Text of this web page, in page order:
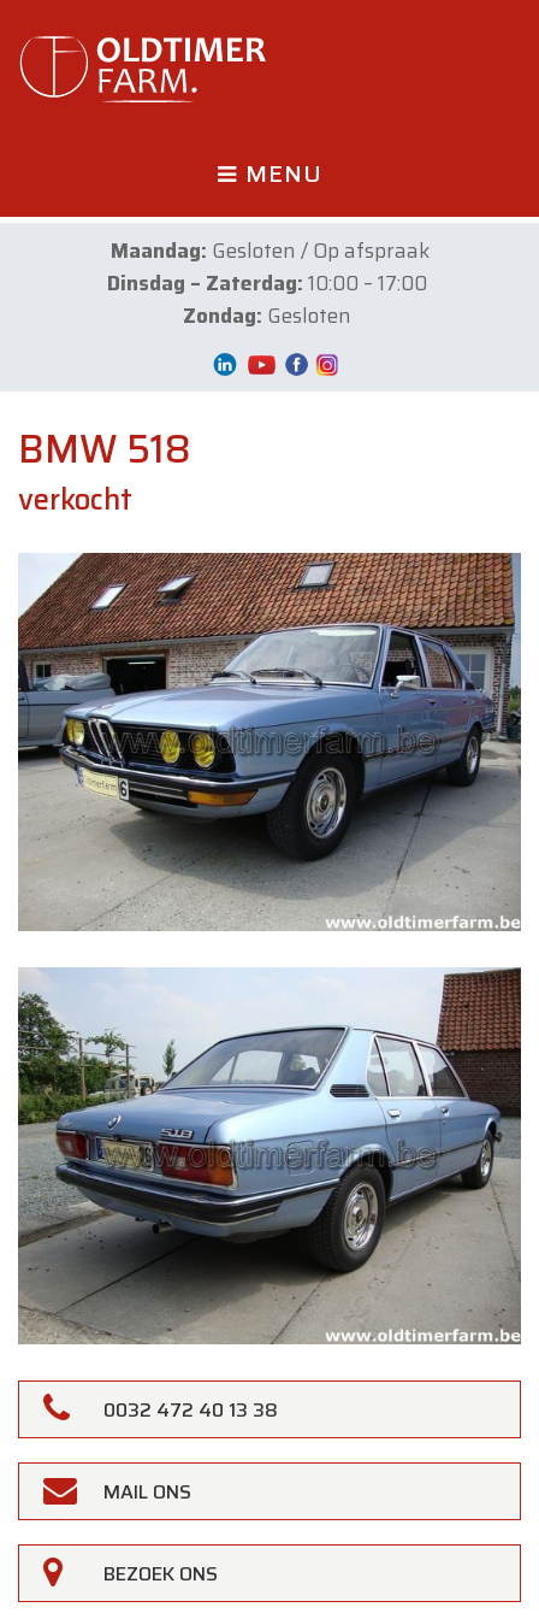
MENU
Maandag: Gesloten / Op afspraak
Dinsdag – Zaterdag:10:00 – 17:00
Zondag: Gesloten
BMW 518
verkocht
0032 472 40 13 38
MAIL ONS
BEZOEK ONS